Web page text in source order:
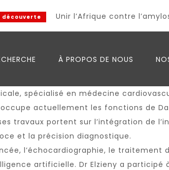
Unir l’Afrique contre l’amylose
À PROPOS DE NOUS
spécialisé en médecine
actuellement les fonctions de
travaux portent sur l’intégration de
et la précision diagnostique.
l’échocardiographie, le traitement
artificielle. Dr Elzieny a